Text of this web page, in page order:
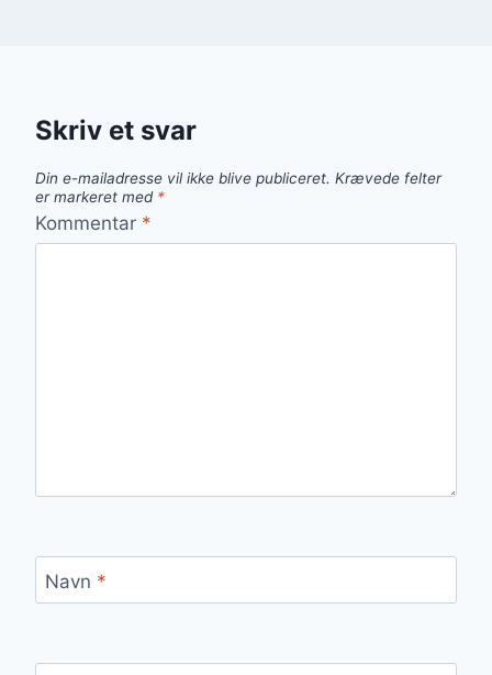
Skriv et svar
Din e-mailadresse vil ikke blive publiceret. Krævede felter
er markeret med *
Kommentar *
Navn *